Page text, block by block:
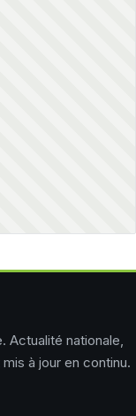
Actualité nationale,
à jour en continu.